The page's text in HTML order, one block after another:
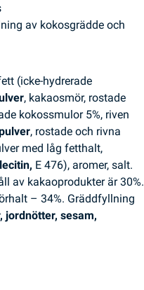
av kokosgrädde och
(icke-hydrerade
, kakaosmör, rostade
kokossmulor 5%, riven
, rostade och rivna
med låg fetthalt,
E 476), aromer, salt.
av kakaoprodukter är 30%.
– 34%. Gräddfyllning
jordnötter, sesam,